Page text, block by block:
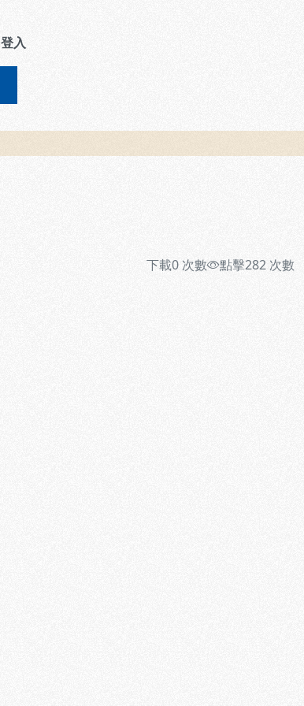
登入
下載0 次數 點擊282 次數